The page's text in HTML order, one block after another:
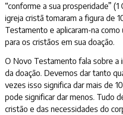
“conforme a sua prosperidade” (1
igreja cristã tomaram a figura de
Testamento e aplicaram-na como
para os cristãos em sua doação.
O Novo Testamento fala sobre a
da doação. Devemos dar tanto
vezes isso significa dar mais de
pode significar dar menos. Tudo
cristão e das necessidades do